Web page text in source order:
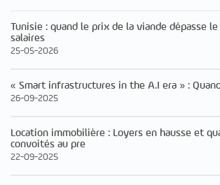
Tunisie : quand le prix de la viande dépasse
salaires
25-05-2026
« Smart infrastructures in the A.I era » :
26-09-2025
Location immobilière : Loyers en hausse et
convoités au pre
22-09-2025